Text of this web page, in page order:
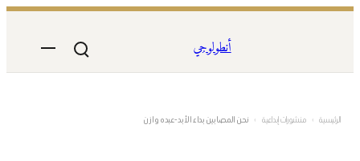
المحتوى
أنطولوجي
الرئيسية › منشورات إبداعية › نحن المصابين بداء الأبد-عبده وازن